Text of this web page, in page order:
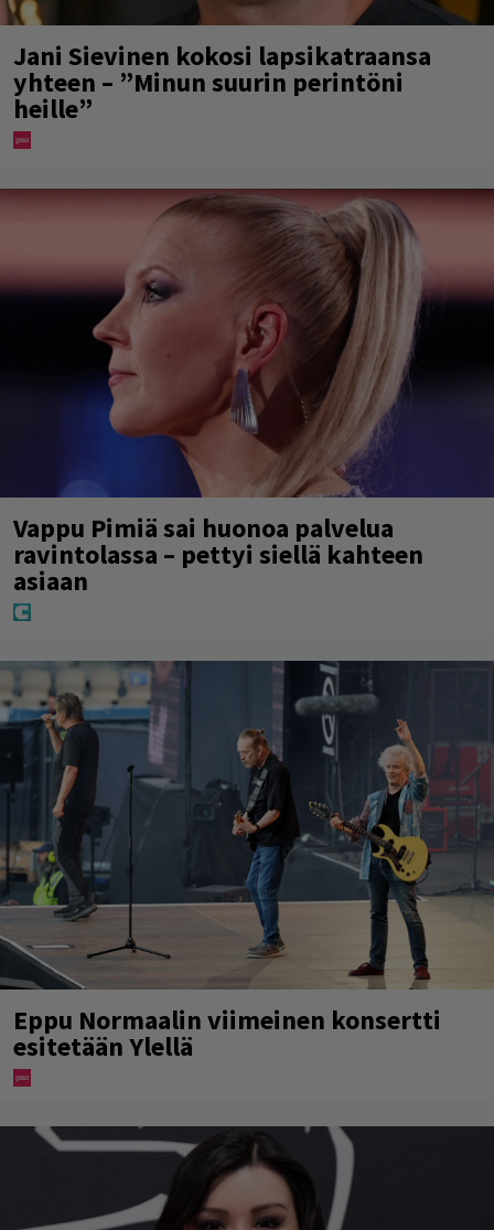
Jani Sievinen kokosi lapsikatraansa
yhteen – ”Minun suurin perintöni
heille”
Vappu Pimiä sai huonoa palvelua
ravintolassa – pettyi siellä kahteen
asiaan
Eppu Normaalin viimeinen konsertti
esitetään Ylellä